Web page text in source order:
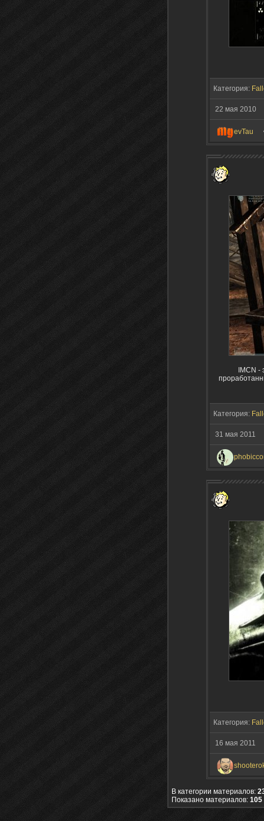
Категория:
22 мая 2010
evTau
IMCN
Категория:
31 мая 2011
Категория:
16 мая 2011
В категории материалов:
Показано материалов: 105